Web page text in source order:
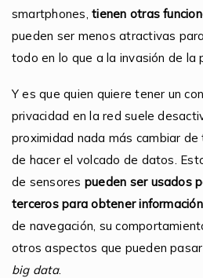
smartphones,tienen otras
pueden ser menos atractivas
todo en lo que a la invasión de la
Y es que quien quiere tener un
privacidad en la red suele
proximidad nada más cambiar
de hacer el volcado de datos.
de sensores pueden ser usados
terceros para obtener
de navegación, su
otros aspectos que pueden
big data.